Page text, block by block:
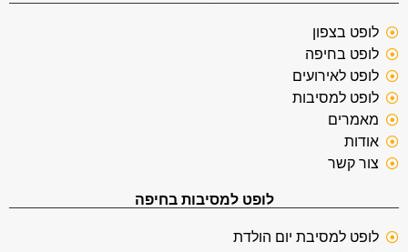
לופט בצפון
לופט בחיפה
לופט לאירועים
לופט למסיבות
מאמרים
אודות
צור קשר
לופט למסיבות בחיפה
לופט למסיבת יום הולדת